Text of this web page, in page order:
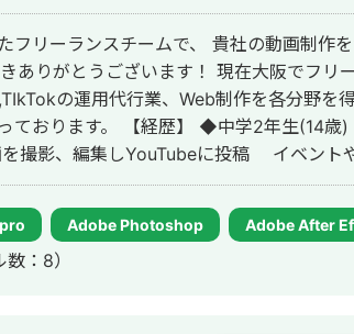
ナー動画』 日本最大級_社内報オンライン
ウジアラビア大使館様』 サウジアラビア
ュー撮影 ◆『ディスカバリーチャンネル
件_未来オリンピック選手ドキュメンタリ
野行動、ライフアフター、幻妖物語など
フリーランスチームで、 貴社の動画制作
の運用代行業、Web制作を各分野を
◆中学2年生(14歳) 映像制
撮影、編集しYouTubeに投稿 イベント
私立高校卒業(2016年 3月) 高
甲子園出場) 野球以外のスポーツ医療や
◆4年生大学卒(2020年3月) 大学2年時に大
て映像制作の仕事を受注 YouTube動画編
Adobe Photoshop Adobe After
数：8）